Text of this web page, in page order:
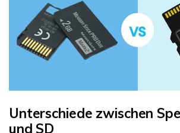
Unterschiede zwischen
und SD